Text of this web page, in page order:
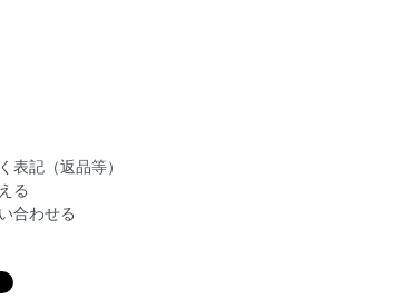
表記（返品等）
る
合わせる